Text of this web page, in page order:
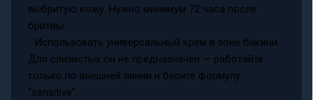
выбритую кожу. Нужно минимум 72 часа после
бритвы.
- Использовать универсальный крем в зоне бикини.
Для слизистых он не предназначен — работайте
только по внешней линии и берите формулу
“sensitive”.